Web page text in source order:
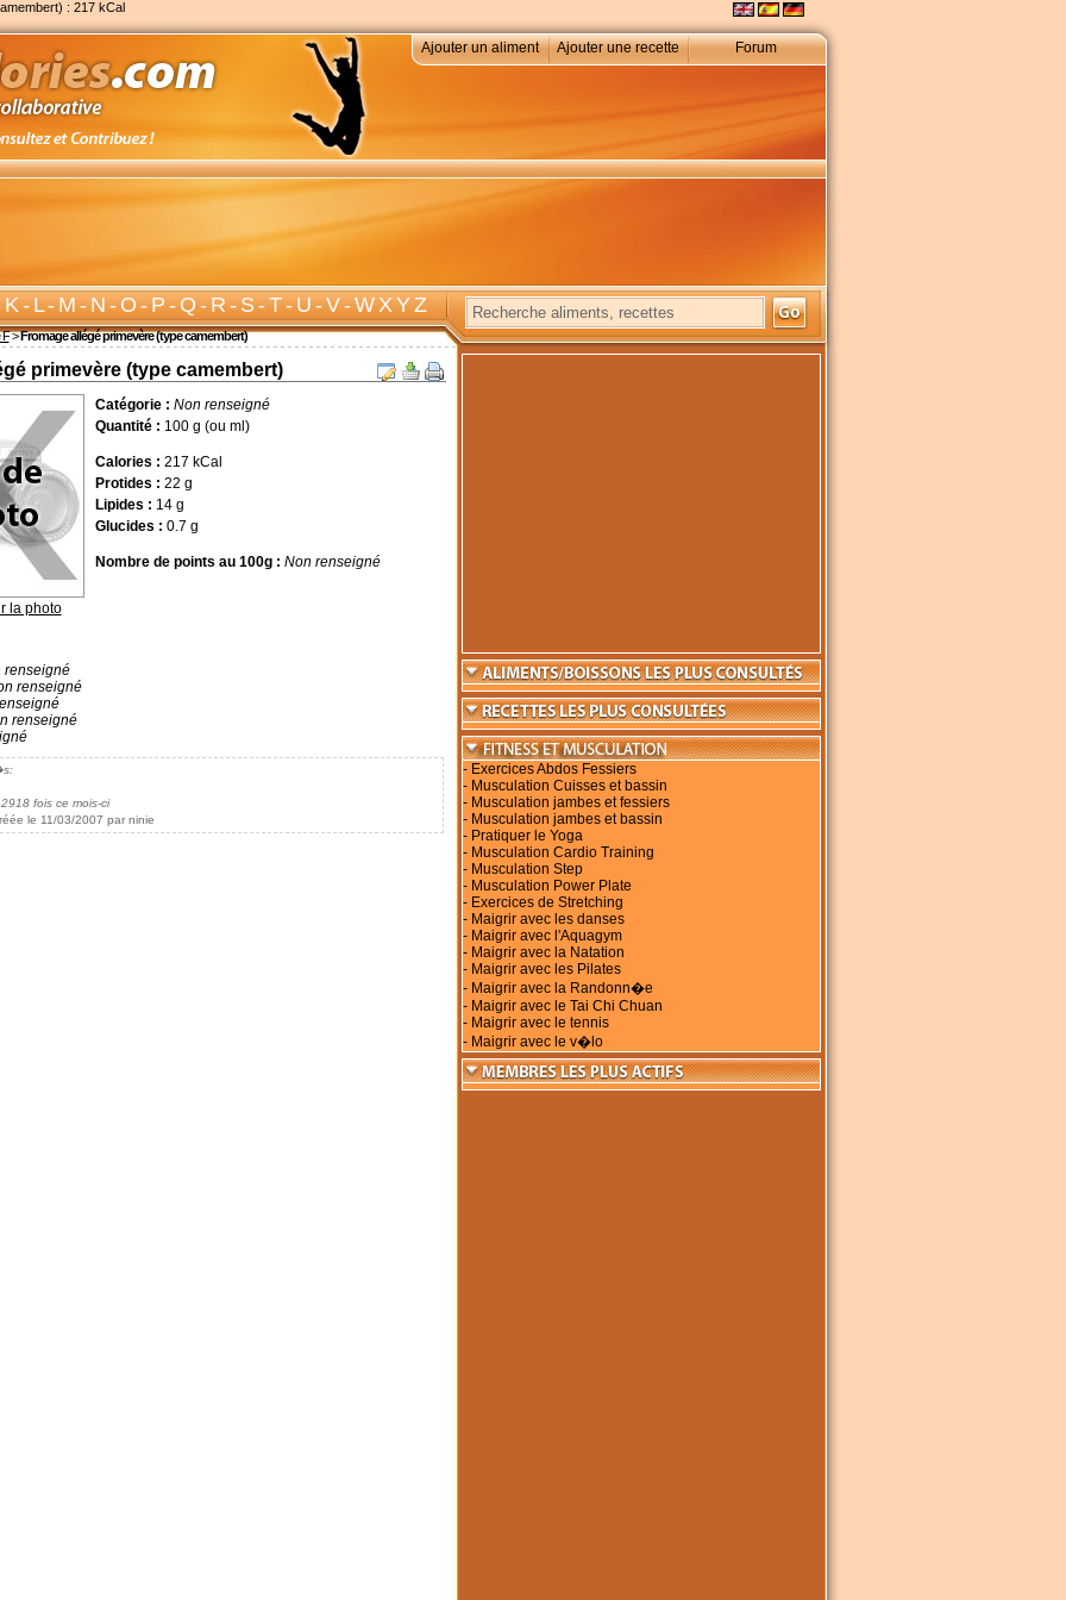
: 217 kCal
Ajouter un aliment Ajouter une recette Forum
K-L-M-N-O-P-Q-R-S-T-U-V-W X Y Z
F>Fromage allégé primevère (type camembert)
primevère (type camembert)
la photo
Catégorie : Non renseigné
Quantité : 100 g (ou ml)
Calories : 217 kCal
Protides : 22 g
Lipides : 14 g
Glucides : 0.7 g
Nombre de points au 100g : Non renseigné
renseigné
renseigné
renseigné
fois ce mois-ci
le 11/03/2007 par ninie
- Exercices Abdos Fessiers
- Musculation Cuisses et bassin
- Musculation jambes et fessiers
- Musculation jambes et bassin
- Pratiquer le Yoga
- Musculation Cardio Training
- Musculation Step
- Musculation Power Plate
- Exercices de Stretching
- Maigrir avec les danses
- Maigrir avec l'Aquagym
- Maigrir avec la Natation
- Maigrir avec les Pilates
- Maigrir avec la Randonn�e
- Maigrir avec le Tai Chi Chuan
- Maigrir avec le tennis
- Maigrir avec le v�lo